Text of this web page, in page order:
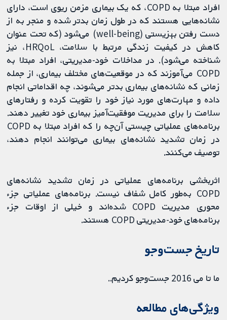
افراد مبتلا به COPD، که یک بیماری مزمن ریوی است، دارای
نشانه‌هایی هستند که در طول زمان بدتر شده و منجر به از
دست رفتن بهزیستی (well-being) می‌شود (که تحت عنوان
کاهش در کیفیت زندگی مرتبط با سلامت، HRQoL، نیز
شناخته می‌شود). در مداخلات خود-مدیریتی، افراد مبتلا به
COPD می‌آموزند که در موقعیت‌های مختلف بیماری، از جمله
زمانی که نشانه‌های بیماری بدتر می‌شوند، چه اقداماتی انجام
داده و مهارت‌های مورد نیاز خود را تقویت کرده و رفتارهای
سلامت‌ را برای مدیریت موفقیت‌آمیز بیماری خود تغییر دهند.
برنامه‌های عملیاتی چیستی آن‌چه را که افراد مبتلا به COPD
در زمان تشدید نشانه‌های بیماری می‌توانند انجام دهند،
توصیف می‌کنند.
اثربخشی برنامه‌های عملیاتی در زمان تشدید نشانه‌های
COPD به‌طور کامل شفاف نیست. برنامه‌های عملیاتی جزء
محوری مدیریت COPD شده‌اند و خیلی از اوقات جزء
برنامه‌های خود-مدیریتی COPD هستند.
تاریخ جست‌وجو
ما تا می 2016 جست‌وجو کردیم..
ویژگی‌های مطالعه